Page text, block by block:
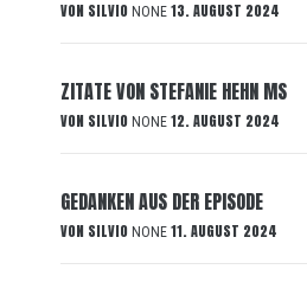
VON SILVIO NONE 13. AUGUST 2024
ZITATE VON STEFANIE HEHN MS
VON SILVIO NONE 12. AUGUST 2024
GEDANKEN AUS DER EPISODE
VON SILVIO NONE 11. AUGUST 2024